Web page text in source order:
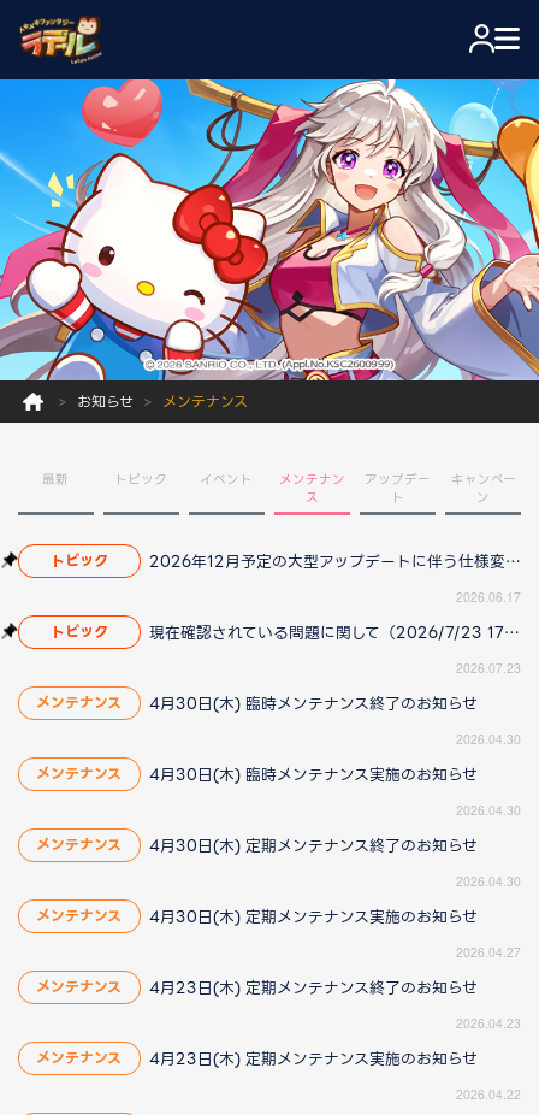
お知らせ メンテナンス
最新 トピック イベント
メンテナン
ス
アップデー
ト
キャンペー
ン
トピック 2026年12月予定の大型アップデートに伴う仕様変更のお知らせ
2026.06.17
トピック 現在確認されている問題に関して（2026/7/23 17:00更新）
2026.07.23
メンテナンス 4月30日(木) 臨時メンテナンス終了のお知らせ
2026.04.30
メンテナンス 4月30日(木) 臨時メンテナンス実施のお知らせ
2026.04.30
メンテナンス 4月30日(木) 定期メンテナンス終了のお知らせ
2026.04.30
メンテナンス 4月30日(木) 定期メンテナンス実施のお知らせ
2026.04.27
メンテナンス 4月23日(木) 定期メンテナンス終了のお知らせ
2026.04.23
メンテナンス 4月23日(木) 定期メンテナンス実施のお知らせ
2026.04.22